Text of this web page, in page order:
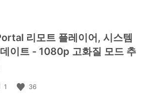
리모트 플레이어, 시스템
이트 - 1080p 고화질 모드 추
1 36